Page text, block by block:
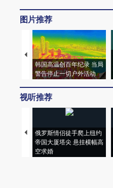
图片推荐
韩国高温创百年纪录 当局
警告停止一切户外活动
视听推荐
俄罗斯情侣徒手爬上纽约
帝国大厦塔尖 悬挂横幅高
空求婚